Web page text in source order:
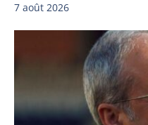
7 août 2026